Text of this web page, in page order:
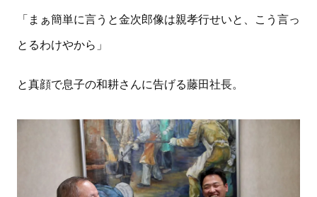
「まぁ簡単に言うと金次郎像は親孝行せいと、こう言っ
とるわけやから」
と真顔で息子の和耕さんに告げる藤田社長。